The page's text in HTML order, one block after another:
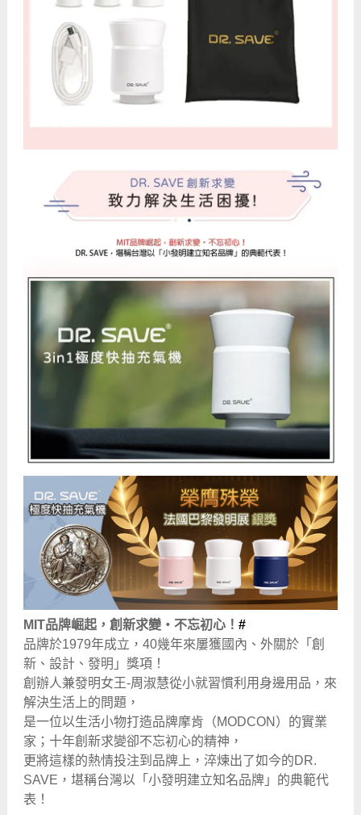
MIT品牌崛起，創新求變・不忘初心！ #
品牌於1979年成立，40幾年來屢獲國內、外關於「創
新、設計、發明」獎項！
創辦人兼發明女王-周淑慧從小就習慣利用身邊用品，來
解決生活上的問題，
是一位以生活小物打造品牌摩肯（MODCON）的實業
家；十年創新求變卻不忘初心的精神，
更將這樣的熱情投注到品牌上，淬煉出了如今的DR.
SAVE，堪稱台灣以「小發明建立知名品牌」的典範代
表！